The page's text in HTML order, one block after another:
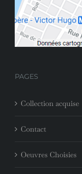
PAGES
Collection acquise
Contact
Oeuvres Choisies